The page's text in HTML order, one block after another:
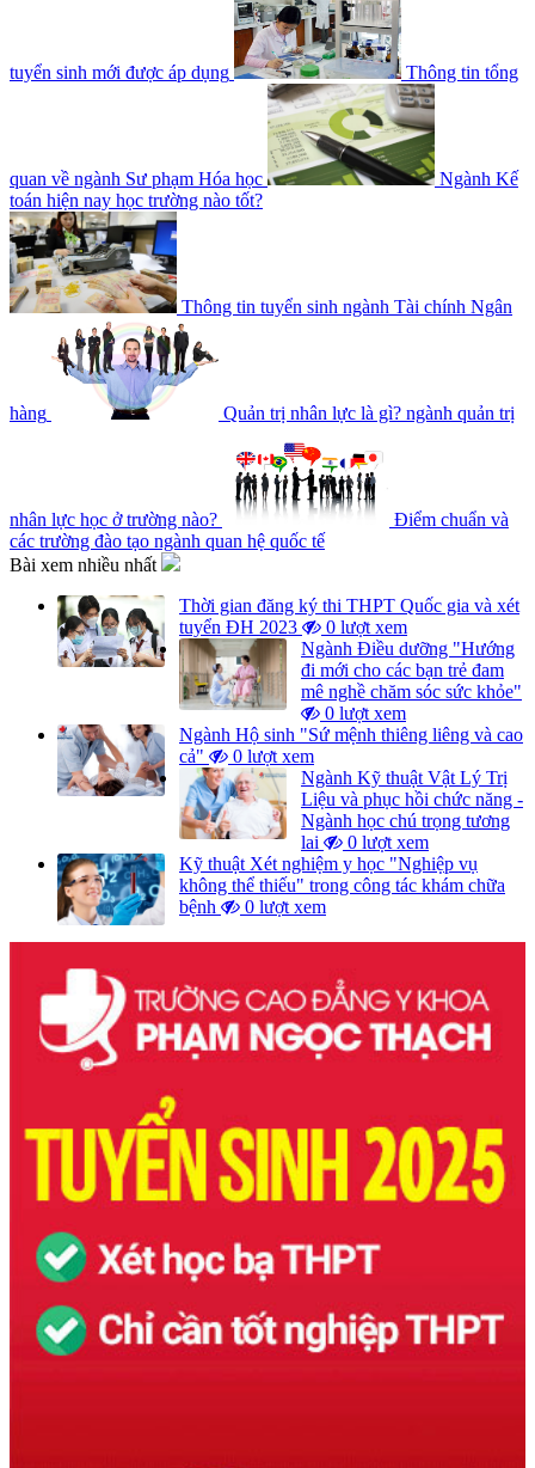
tuyển sinh mới được áp dụng Thông tin tổng
quan về ngành Sư phạm Hóa học
Ngành Kế
toán hiện nay học trường nào tốt?
Thông tin tuyển sinh ngành Tài chính Ngân
hàng Quản trị nhân lực là gì? ngành quản trị
nhân lực học ở trường nào?
Điểm chuẩn và
các trường đào tạo ngành quan hệ quốc tế
Bài xem nhiều nhất
Thời gian đăng ký thi THPT Quốc gia và xét
tuyển ĐH 2023
0 lượt xem
Ngành Điều dưỡng "Hướng
đi mới cho các bạn trẻ đam
mê nghề chăm sóc sức khỏe"
0 lượt xem
Ngành Hộ sinh "Sứ mệnh thiêng liêng và cao
cả"
0 lượt xem
Ngành Kỹ thuật Vật Lý Trị
Liệu và phục hồi chức năng -
Ngành học chú trọng tương
lai
0 lượt xem
Kỹ thuật Xét nghiệm y học "Nghiệp vụ
không thể thiếu" trong công tác khám chữa
bệnh
0 lượt xem